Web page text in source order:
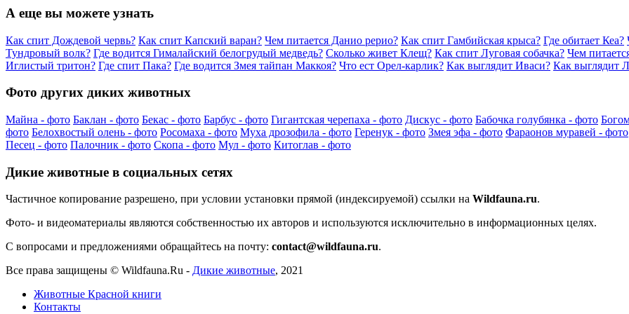
А еще вы можете узнать
Как спит Дождевой червь? Как спит Капский варан? Чем питается Данио рерио? Как спит Гамбийская крыса? Где обитает Кеа?
Тундровый волк? Где водится Гималайский белогрудый медведь? Сколько живет Клещ? Как спит Луговая собачка? Чем
Иглистый тритон? Где спит Пака? Где водится Змея тайпан Маккоя? Что ест Орел-карлик? Как выглядит Иваси? Как выглядит
Фото других диких животных
Майна - фото Баклан - фото Бекас - фото Барбус - фото Гигантская черепаха - фото Дискус - фото Бабочка голубянка - фото
фото Белохвостый олень - фото Росомаха - фото Муха дрозофила - фото Геренук - фото Змея эфа - фото Фараонов муравей - фото
Песец - фото Палочник - фото Скопа - фото Мул - фото Китоглав - фото
Дикие животные в социальных сетях
Частичное копирование разрешено, при условии установки прямой (индексируемой) ссылки на Wildfauna.ru.
Фото- и видеоматериалы являются собственностью их авторов и используются исключительно в информационных целях.
С вопросами и предложениями обращайтесь на почту: contact@wildfauna.ru.
Все права защищены © Wildfauna.Ru - Дикие животные, 2021
Животные Красной книги
Контакты